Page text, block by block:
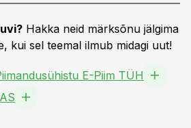
Hakka neid märksõnu jälgima
kui sel teemal ilmub midagi uut!
E-Piim TÜH